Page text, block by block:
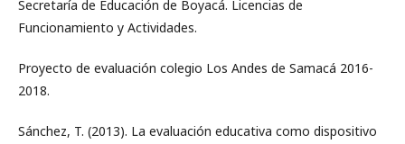
Secretaría de Educación de Boyacá. Licencias de
Funcionamiento y Actividades.
Proyecto de evaluación colegio Los Andes de Samacá 2016-
2018.
Sánchez, T. (2013). La evaluación educativa como dispositivo